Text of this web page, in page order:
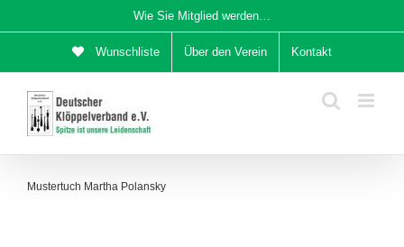
Inhalt
Wie Sie Mitglied werden…
Wunschliste Über den Verein Kontakt
Mustertuch Martha Polansky